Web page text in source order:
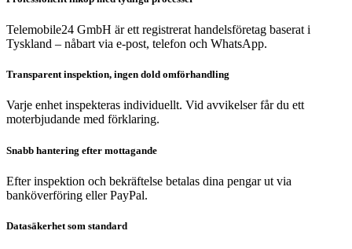
Telemobile24 GmbH är ett registrerat handelsföretag baserat i
Tyskland – nåbart via e-post, telefon och WhatsApp.
Transparent inspektion, ingen dold omförhandling
Varje enhet inspekteras individuellt. Vid avvikelser får du ett
moterbjudande med förklaring.
Snabb hantering efter mottagande
Efter inspektion och bekräftelse betalas dina pengar ut via
banköverföring eller PayPal.
Datasäkerhet som standard